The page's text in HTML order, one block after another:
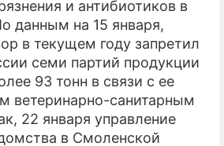
и антибиотиков в
данным на 15 января,
в текущем году запретил
семи партий продукции
93 тонн в связи с ее
ветеринарно-санитарным
22 января управление
в Смоленской